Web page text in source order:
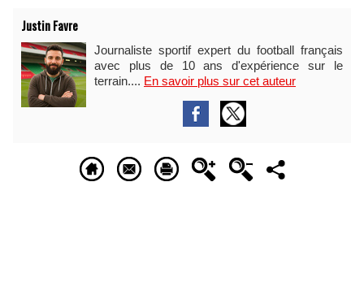
Justin Favre
Journaliste sportif expert du football français
avec plus de 10 ans d'expérience sur le
terrain.... En savoir plus sur cet auteur